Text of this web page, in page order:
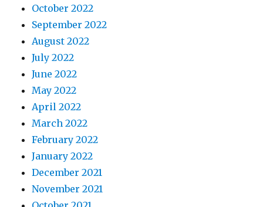
October 2022
September 2022
August 2022
July 2022
June 2022
May 2022
April 2022
March 2022
February 2022
January 2022
December 2021
November 2021